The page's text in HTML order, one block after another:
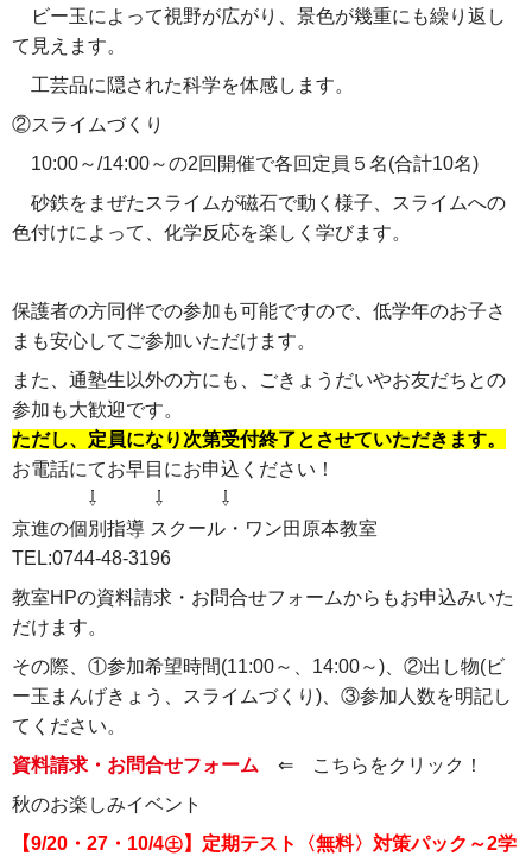
ビー玉によって視野が広がり、景色が幾重にも繰り返し
て見えます。
工芸品に隠された科学を体感します。
②スライムづくり
10:00～/14:00～の2回開催で各回定員５名(合計10名)
砂鉄をまぜたスライムが磁石で動く様子、スライムへの
色付けによって、化学反応を楽しく学びます。
保護者の方同伴での参加も可能ですので、低学年のお子さ
まも安心してご参加いただけます。
また、通塾生以外の方にも、ごきょうだいやお友だちとの
参加も大歓迎です。
ただし、定員になり次第受付終了とさせていただきます。
お電話にてお早目にお申込ください！
⇩ ⇩ ⇩
京進の個別指導 スクール・ワン田原本教室
TEL:0744-48-3196
教室HPの資料請求・お問合せフォームからもお申込みいた
だけます。
その際、①参加希望時間(11:00～、14:00～)、②出し物(ビ
ー玉まんげきょう、スライムづくり)、③参加人数を明記し
てください。
資料請求・お問合せフォーム ⇐ こちらをクリック！
秋のお楽しみイベント
【9/20・27・10/4㊏】定期テスト〈無料〉対策パック～2学